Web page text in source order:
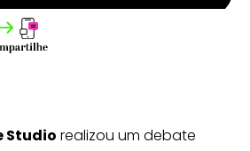
Studio realizou um debate